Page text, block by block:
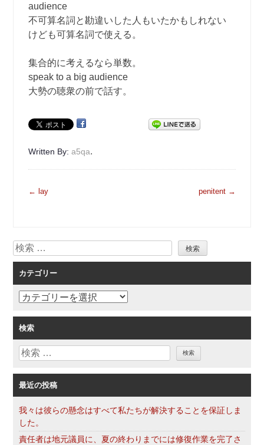
audience
不可算名詞と勘違いした人もいたかもしれない
けども可算名詞で使える。
集合的に考えるなら単数。
speak to a big audience
大勢の聴衆の前で話す。
Written By:a5qa.
投
ゲ
ー
シ
ョ
ン
← lay penitent →
検
索
カテゴリー
カ
ゴ
リ
ー
検索
検
最近の投稿
我々は彼らの懸念はすべて私たちが解決することを保証しま
した。
責任者は地元議員に、夏の終わりまでには修復作業を完了さ